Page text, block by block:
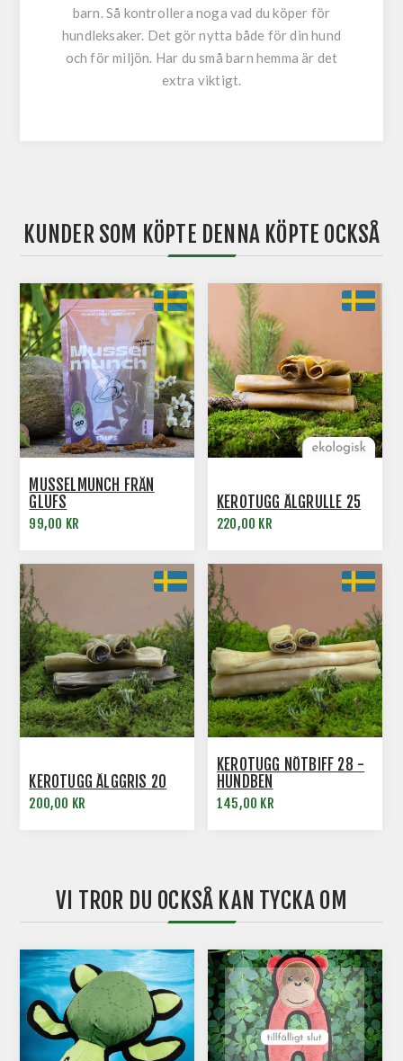
barn. Så kontrollera noga vad du köper för
hundleksaker. Det gör nytta både för din hund
och för miljön. Har du små barn hemma är det
extra viktigt.
KUNDER SOM KÖPTE DENNA KÖPTE OCKSÅ
MUSSELMUNCH FRÅN
GLUFS
99,00 KR
KEROTUGG ÄLGRULLE 25
220,00 KR
KEROTUGG ÄLGGRIS 20
200,00 KR
KEROTUGG NÖTBIFF 28 -
HUNDBEN
145,00 KR
VI TROR DU OCKSÅ KAN TYCKA OM